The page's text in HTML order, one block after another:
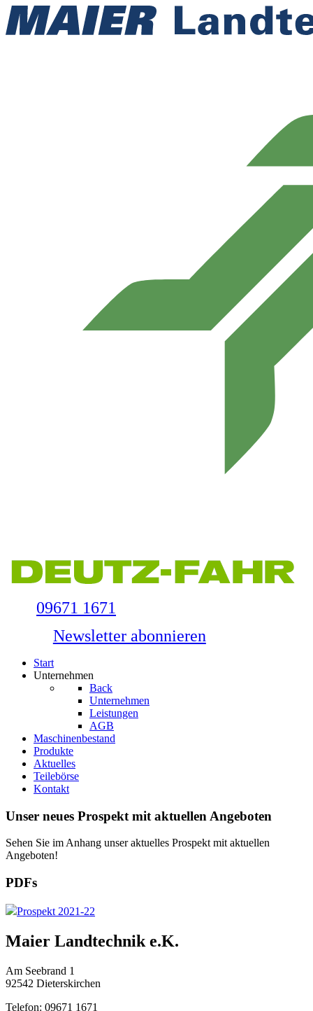
09671 1671
Newsletter abonnieren
Start
Unternehmen
Back
Unternehmen
Leistungen
AGB
Maschinenbestand
Produkte
Aktuelles
Teilebörse
Kontakt
Unser neues Prospekt mit aktuellen Angeboten
Sehen Sie im Anhang unser aktuelles Prospekt mit aktuellen
Angeboten!
PDFs
Prospekt 2021-22
Maier Landtechnik e.K.
Am Seebrand 1
92542 Dieterskirchen
Telefon: 09671 1671